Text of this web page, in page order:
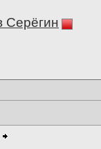
Серёгин